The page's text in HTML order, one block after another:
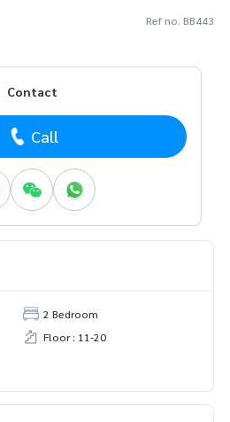
Ref no. BB443
Contact
Call
2 Bedroom
Floor : 11-20